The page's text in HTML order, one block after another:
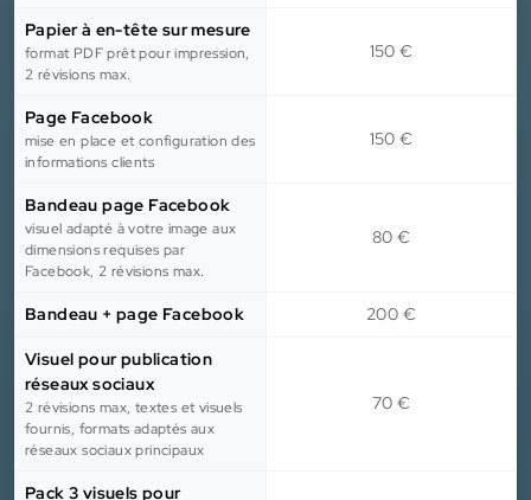
Papier à en-tête sur mesure
format PDF prêt pour impression,
2 révisions max.
150 €
Page Facebook
mise en place et configuration des
informations clients
150 €
Bandeau page Facebook
visuel adapté à votre image aux
dimensions requises par
Facebook, 2 révisions max.
80 €
Bandeau + page Facebook 200 €
Visuel pour publication
réseaux sociaux
2 révisions max, textes et visuels
fournis, formats adaptés aux
réseaux sociaux principaux
70 €
Pack 3 visuels pour